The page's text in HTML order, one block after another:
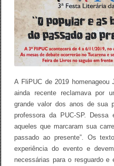
a
d
e
b
o
r
d
a
:
d
o
p
a
s
a
a
A FliPUC de 2019 homenageou
ainda recente reclamava por
grande valor dos anos de sua
professora da PUC-SP.
aqueles que marcaram sua
passado ao presente”. Os
experiência do evento e
necessárias para o resguardo e